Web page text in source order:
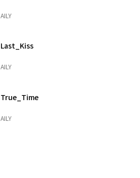
AILY
Last_Kiss
AILY
True_Time
AILY